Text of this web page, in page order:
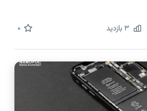
3 بازدید 0